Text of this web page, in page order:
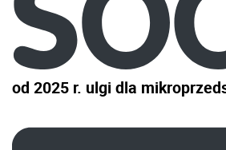
od 2025 r. ulgi dla